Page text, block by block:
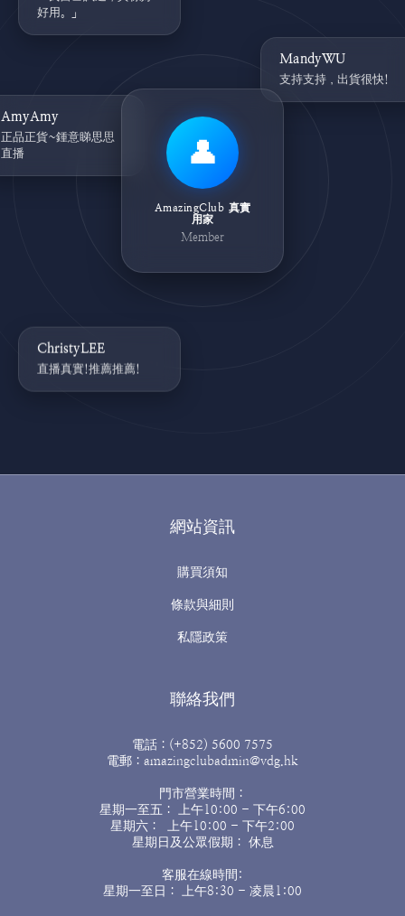
👤
AmazingClub 真實
用家
Member
好用。」
AmyAmy
正品正貨~鍾意睇思思
直播
MandyWU
支持支持，出貨很快!
ChristyLEE
直播真實!推薦推薦!
網站資訊
購買須知
條款與細則
私隱政策
聯絡我們
電話：(+852) 5600 7575
電郵：amazingclubadmin@vdg.hk
門市營業時間：
星期一至五： 上午10:00 - 下午6:00
星期六： 上午10:00 - 下午2:00
星期日及公眾假期： 休息
客服在線時間:
星期一至日： 上午8:30 - 凌晨1:00